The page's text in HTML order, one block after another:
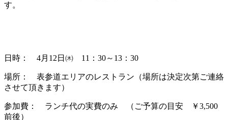
す。
日時： 4月12日㈭ 11：30～13：30
場所： 表参道エリアのレストラン（場所は決定次第ご連絡
させて頂きます）
参加費： ランチ代の実費のみ （ご予算の目安 ￥3,500
前後）